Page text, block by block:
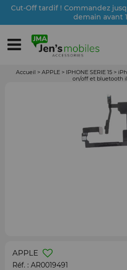
Cut-Off tardif ! Commandez
demain avant
Accueil > APPLE > IPHONE SERIE 15 >
on/off et bluetooth
APPLE
Réf. : AR0019491